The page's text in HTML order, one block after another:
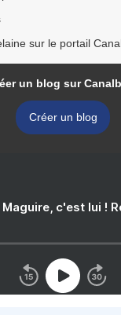
sur le portail
un blog sur
Créer un blog
c'est lui !